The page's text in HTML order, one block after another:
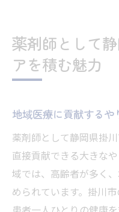
薬剤師として
アを積む魅力
地域医療に貢献するや
薬剤師として静岡県掛
直接貢献できる大きな
域では、高齢者が多く
められています。掛川